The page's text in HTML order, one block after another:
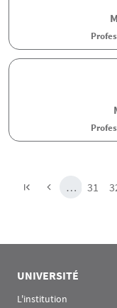
… Page
31
UNIVERSITÉ
L'institution